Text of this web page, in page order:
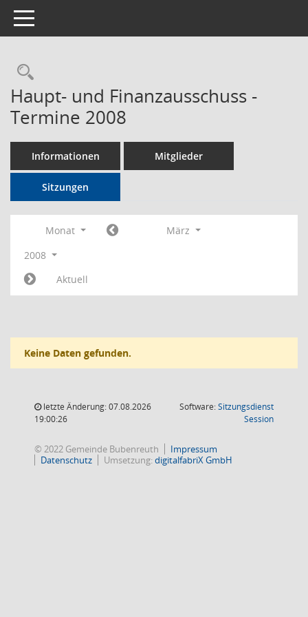
Toggle navigation
Rechercheauswahl
Haupt- und Finanzausschuss -
Termine 2008
Informationen Mitglieder
Sitzungen
Monat
März
2008
Aktuell
Keine Daten gefunden.
letzte Änderung: 07.08.2026
19:00:26
Software:Sitzungsdienst
Session(Wird in
© 2022 Gemeinde Bubenreuth
Impressum
Datenschutz
Umsetzung:digitalfabriX GmbH